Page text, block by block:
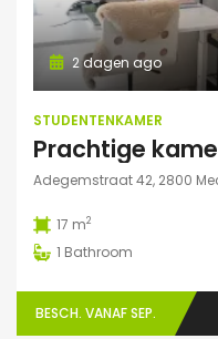
2 dagen ago
STUDENTENKAMER
Prachtige
Adegemstraat 42, 2800
17 m2
1 Bathroom
BESCH. VANAF SEP.